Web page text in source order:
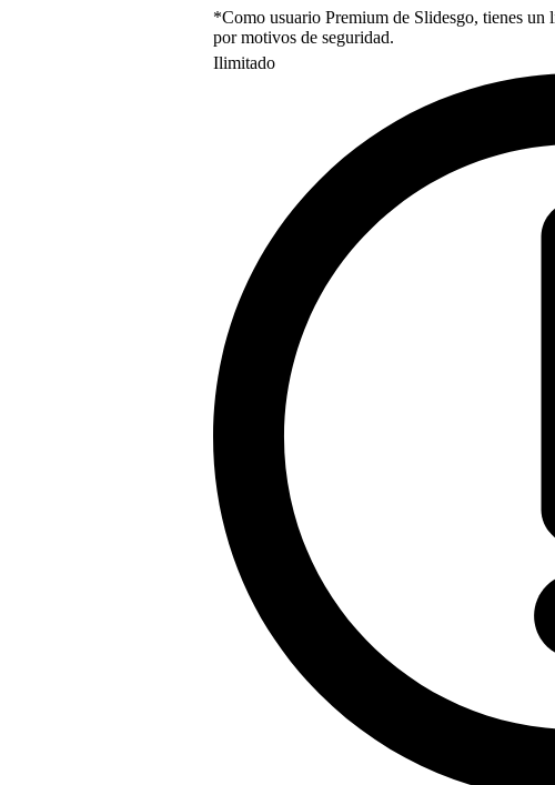
*Como usuario Premium de Slidesgo, tienes un
por motivos de seguridad.
Ilimitado